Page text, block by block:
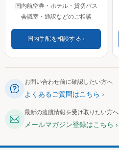
国内航空券・ホテル・貸切バス
会議室・通訳などのご相談
国内手配を相談する
お問い合わせ前に確認したい方へ
よくあるご質問はこちら
最新の渡航情報を受け取りたい方へ
メールマガジン登録はこちら